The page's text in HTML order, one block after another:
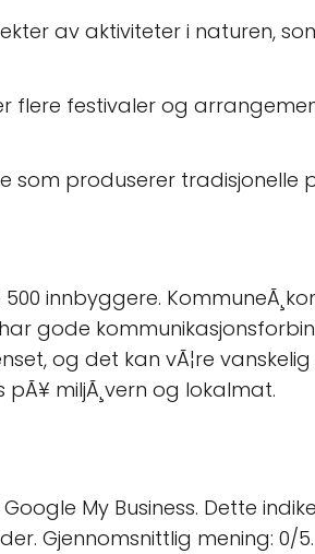
av aktiviteter i naturen,
flere festivaler og
som produserer tradisjonelle
innbyggere.
gode
og det kan vÃ¦re
miljÃ¸vern og lokalmat.
My Business. Dette
Gjennomsnittlig mening: 0/